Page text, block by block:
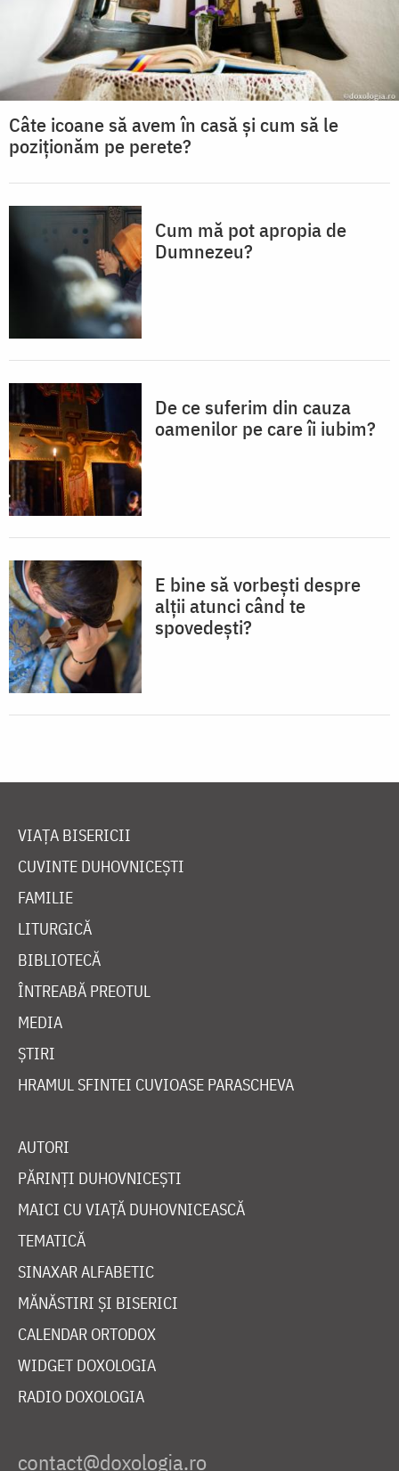
Câte icoane să avem în casă și cum să le
poziționăm pe perete?
Cum mă pot apropia de
Dumnezeu?
De ce suferim din cauza
oamenilor pe care îi iubim?
E bine să vorbești despre
alții atunci când te
spovedești?
VIAȚA BISERICII
CUVINTE DUHOVNICEȘTI
FAMILIE
LITURGICĂ
BIBLIOTECĂ
ÎNTREABĂ PREOTUL
MEDIA
ȘTIRI
HRAMUL SFINTEI CUVIOASE PARASCHEVA
AUTORI
PĂRINȚI DUHOVNICEȘTI
MAICI CU VIAȚĂ DUHOVNICEASCĂ
TEMATICĂ
SINAXAR ALFABETIC
MĂNĂSTIRI ȘI BISERICI
CALENDAR ORTODOX
WIDGET DOXOLOGIA
RADIO DOXOLOGIA